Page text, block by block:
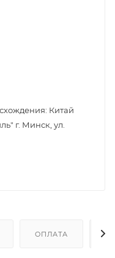
Китай
г. Минск, ул.
ОПЛАТА